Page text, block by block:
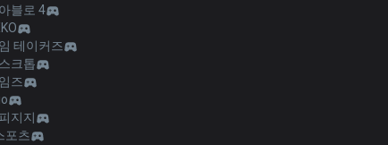
블로 4
테이커즈
크톱
즈
지지
포츠